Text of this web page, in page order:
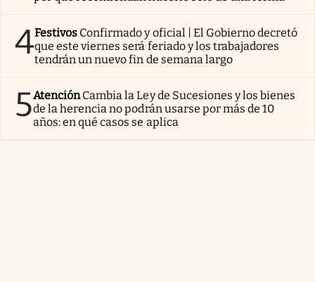
4Festivos Confirmado y oficial | El Gobierno decretó
que este viernes será feriado y los trabajadores
tendrán un nuevo fin de semana largo
5AtenciónCambia la Ley de Sucesiones y los bienes
de la herencia no podrán usarse por más de 10
años: en qué casos se aplica